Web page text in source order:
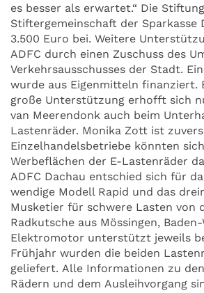
es besser als erwartet.“ Die
Stiftergemeinschaft der Sparkasse
3.500 Euro bei. Weitere
ADFC durch einen Zuschuss des
Verkehrsausschusses der Stadt.
wurde aus Eigenmitteln finanziert.
große Unterstützung erhofft sich
van Meerendonk auch beim
Lastenräder. Monika Zott ist
Einzelhandelsbetriebe könnten
Werbeflächen der E-Lastenräder
ADFC Dachau entschied sich für
wendige Modell Rapid und das
Musketier für schwere Lasten von
Radkutsche aus Mössingen,
Elektromotor unterstützt jeweils
Frühjahr wurden die beiden
geliefert. Alle Informationen zu
Rädern und dem Ausleihvorgang